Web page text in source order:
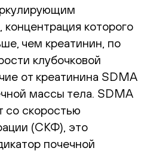
которого
чем креатинин, по
клубочковой
от креатинина SDMA
массы тела. SDMA
со скоростью
(СКФ), это
почечной